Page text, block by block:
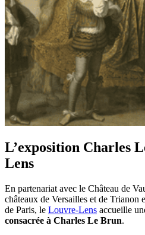
L’exposition Charles
Lens
En partenariat avec le Château de
châteaux de Versailles et de Trianon
de Paris, le Louvre-Lens accueille
consacrée à Charles Le Brun.